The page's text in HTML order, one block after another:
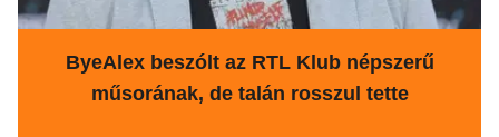
ByeAlex beszólt az RTL Klub népszerű
műsorának, de talán rosszul tette